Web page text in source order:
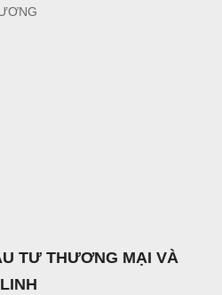
TƯ THƯƠNG MẠI VÀ